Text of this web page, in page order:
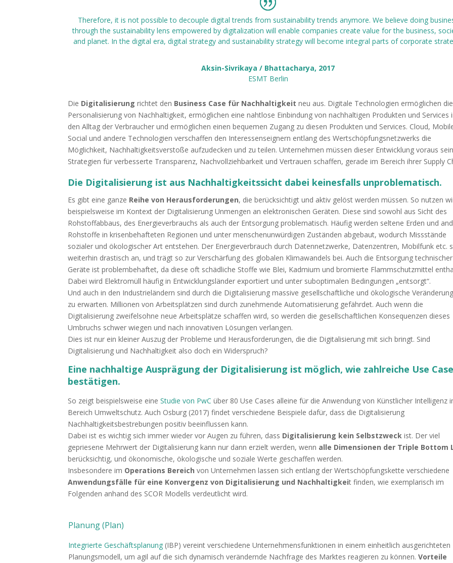
Therefore, it is not possible to decouple digital trends from sustainability trends anymore. We believe doing
through the sustainability lens empowered by digitalization will enable companies create value for the business,
and planet. In the digital era, digital strategy and sustainability strategy will become integral parts of corporate
Aksin-Sivrikaya / Bhattacharya, 2017
ESMT Berlin
Die Digitalisierung richtet den Business Case für Nachhaltigkeit neu aus. Digitale Technologien ermöglichen die
Personalisierung von Nachhaltigkeit, ermöglichen eine nahtlose Einbindung von nachhaltigen Produkten und Services
den Alltag der Verbraucher und ermöglichen einen bequemen Zugang zu diesen Produkten und Services. Cloud,
Social und andere Technologien verschaffen den Interessenseignern entlang des Wertschöpfungsnetzwerks die
Möglichkeit, Nachhaltigkeitsverstoße aufzudecken und zu teilen. Unternehmen müssen dieser Entwicklung voraus
Strategien für verbesserte Transparenz, Nachvollziehbarkeit und Vertrauen schaffen, gerade im Bereich ihrer Supply
Die Digitalisierung ist aus Nachhaltigkeitssicht dabei keinesfalls unproblematisch.
Es gibt eine ganze Reihe von Herausforderungen, die berücksichtigt und aktiv gelöst werden müssen. So nutzen
beispielsweise im Kontext der Digitalisierung Unmengen an elektronischen Geräten. Diese sind sowohl aus Sicht des
Rohstoffabbaus, des Energieverbrauchs als auch der Entsorgung problematisch. Häufig werden seltene Erden und
Rohstoffe in krisenbehafteten Regionen und unter menschenunwürdigen Zuständen abgebaut, wodurch Missstände
sozialer und ökologischer Art entstehen. Der Energieverbrauch durch Datennetzwerke, Datenzentren, Mobilfunk etc.
weiterhin drastisch an, und trägt so zur Verschärfung des globalen Klimawandels bei. Auch die Entsorgung technischer
Geräte ist problembehaftet, da diese oft schädliche Stoffe wie Blei, Kadmium und bromierte Flammschutzmittel
Dabei wird Elektromüll häufig in Entwicklungsländer exportiert und unter suboptimalen Bedingungen „entsorgt“.
Und auch in den Industrieländern sind durch die Digitalisierung massive gesellschaftliche und ökologische
zu erwarten. Millionen von Arbeitsplätzen sind durch zunehmende Automatisierung gefährdet. Auch wenn die
Digitalisierung zweifelsohne neue Arbeitsplätze schaffen wird, so werden die gesellschaftlichen Konsequenzen dieses
Umbruchs schwer wiegen und nach innovativen Lösungen verlangen.
Dies ist nur ein kleiner Auszug der Probleme und Herausforderungen, die die Digitalisierung mit sich bringt. Sind
Digitalisierung und Nachhaltigkeit also doch ein Widerspruch?
Eine nachhaltige Ausprägung der Digitalisierung ist möglich, wie zahlreiche Use
bestätigen.
So zeigt beispielsweise eineStudie von PwC über 80 Use Cases alleine für die Anwendung von Künstlicher Intelligenz
Bereich Umweltschutz. Auch Osburg (2017) findet verschiedene Beispiele dafür, dass die Digitalisierung
Nachhaltigkeitsbestrebungen positiv beeinflussen kann.
Dabei ist es wichtig sich immer wieder vor Augen zu führen, dass Digitalisierung kein Selbstzweck ist. Der viel
gepriesene Mehrwert der Digitalisierung kann nur dann erzielt werden, wenn alle Dimensionen der Triple Bottom
berücksichtig, und ökonomische, ökologische und soziale Werte geschaffen werden.
Insbesondere im Operations Bereich von Unternehmen lassen sich entlang der Wertschöpfungskette verschiedene
Anwendungsfälle für eine Konvergenz von Digitalisierung und Nachhaltigkeit finden, wie exemplarisch im
Folgenden anhand des SCOR Modells verdeutlicht wird.
Planung (Plan)
Integrierte Geschäftsplanung (IBP) vereint verschiedene Unternehmensfunktionen in einem einheitlich ausgerichteten
Planungsmodell, um agil auf die sich dynamisch verändernde Nachfrage des Marktes reagieren zu können.Vorteile